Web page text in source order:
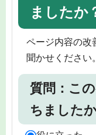
ましたか
ページ内容の改
聞かせください。
質問：こ
ちました